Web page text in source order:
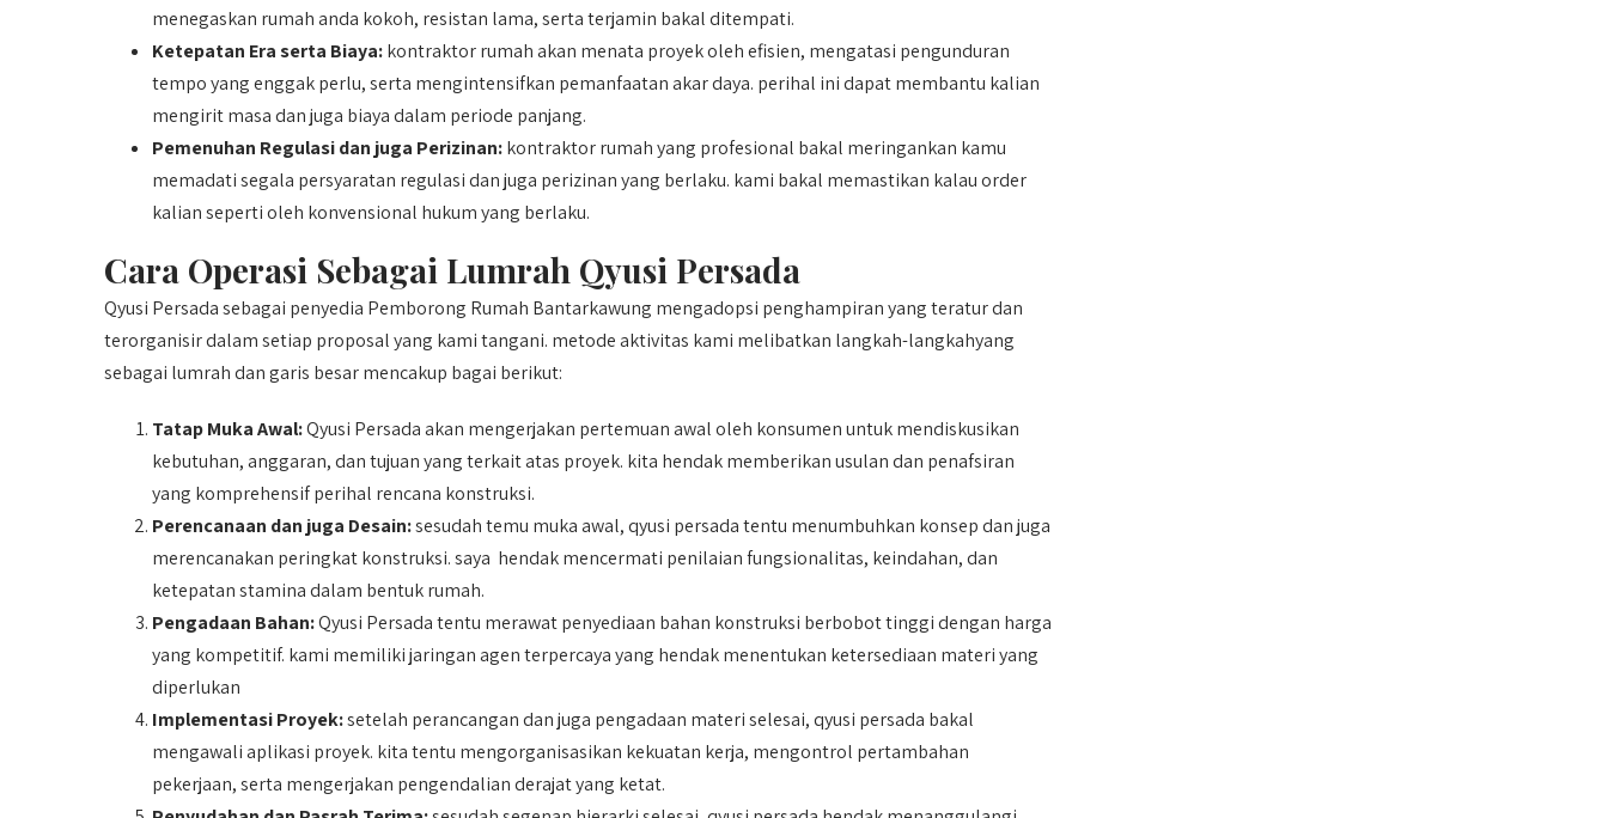
menegaskan rumah anda kokoh, resistan lama, serta terjamin bakal ditempati.
Ketepatan Era serta Biaya:kontraktor rumah akan menata proyek oleh efisien, mengatasi pengunduran
tempo yang enggak perlu, serta mengintensifkan pemanfaatan akar daya. perihal ini dapat membantu kalian
mengirit masa dan juga biaya dalam periode panjang.
Pemenuhan Regulasi dan juga Perizinan:kontraktor rumah yang profesional bakal meringankan kamu
memadati segala persyaratan regulasi dan juga perizinan yang berlaku. kami bakal memastikan kalau order
kalian seperti oleh konvensional hukum yang berlaku.
Cara Operasi Sebagai Lumrah Qyusi Persada
Qyusi Persada sebagai penyedia Pemborong Rumah Bantarkawung mengadopsi penghampiran yang teratur dan
terorganisir dalam setiap proposal yang kami tangani. metode aktivitas kami melibatkan langkah-langkahyang
sebagai lumrah dan garis besar mencakup bagai berikut:
Tatap Muka Awal:Qyusi Persada akan mengerjakan pertemuan awal oleh konsumen untuk mendiskusikan
kebutuhan, anggaran, dan tujuan yang terkait atas proyek. kita hendak memberikan usulan dan penafsiran
yang komprehensif perihal rencana konstruksi.
Perencanaan dan juga Desain:sesudah temu muka awal, qyusi persada tentu menumbuhkan konsep dan juga
merencanakan peringkat konstruksi. saya hendak mencermati penilaian fungsionalitas, keindahan, dan
ketepatan stamina dalam bentuk rumah.
Pengadaan Bahan:Qyusi Persada tentu merawat penyediaan bahan konstruksi berbobot tinggi dengan harga
yang kompetitif. kami memiliki jaringan agen terpercaya yang hendak menentukan ketersediaan materi yang
diperlukan
Implementasi Proyek:setelah perancangan dan juga pengadaan materi selesai, qyusi persada bakal
mengawali aplikasi proyek. kita tentu mengorganisasikan kekuatan kerja, mengontrol pertambahan
pekerjaan, serta mengerjakan pengendalian derajat yang ketat.